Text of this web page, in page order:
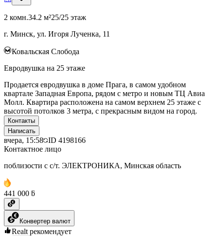
2 комн.34.2 м²25/25 этаж
г. Минск, ул. Игоря Лученка, 11
Ковальская Слобода
Евродвушка на 25 этаже
Продается евродвушка в доме Прага, в самом удобном
квартале Западная Европа, рядом с метро и новым ТЦ Авиа
Молл. Квартира расположена на самом верхнем 25 этаже с
высотой потолков 3 метра, с прекрасным видом на город.
Контакты
Написать
вчера, 15:58 ID 4198166
Контактное лицо
поблизости с с/т. ЭЛЕКТРОНИКА, Минская область
441 000 ƃ
Конвертер валют
Realt рекомендует